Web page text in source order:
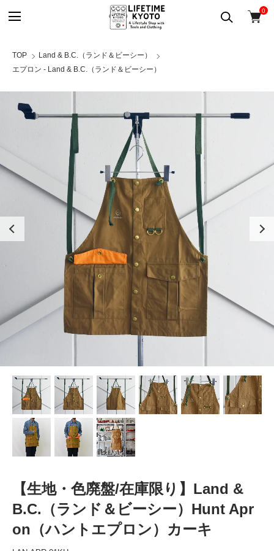
0
TOP
Land & B.C.（ランド＆ビーシー）
エプロン - Land & B.C.（ランド＆ビーシー）
【生地・色廃盤/在庫限り】Land &
B.C.（ランド＆ビーシー）Hunt Apr
on（ハントエプロン）カーキ